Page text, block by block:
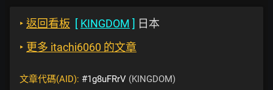
‣ 返回看板 [ KINGDOM ] 日本
‣ 更多 itachi6060 的文章
文章代碼(AID): #1g8uFRrV (KINGDOM)